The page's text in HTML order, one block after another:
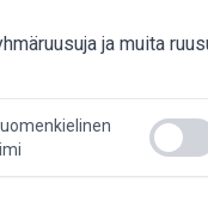
ja muita